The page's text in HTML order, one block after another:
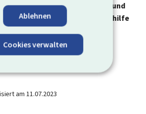
Ablehnen
Cookies verwalten
sind unverbindlich und
tatsächliche finanzielle Beihilfe
am 11.07.2023